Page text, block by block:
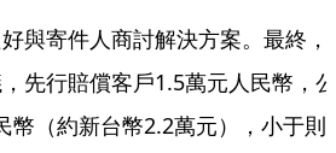
與寄件人商討解決方案。最終，
先行賠償客戶1.5萬元人民幣，公
幣（約新台幣2.2萬元），小于則